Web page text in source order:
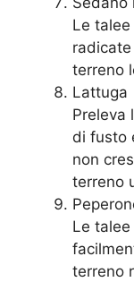
Le
terreno
Lattuga
Preleva
di fusto
non
terreno
Le
terreno